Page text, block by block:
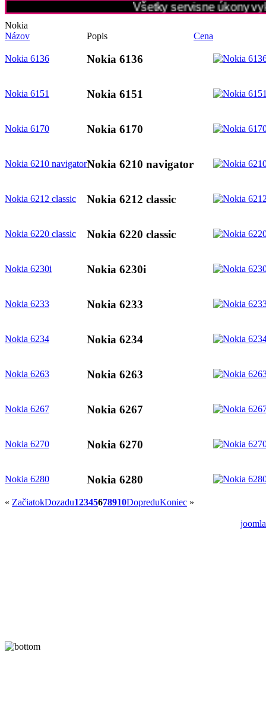
Všetky servisne úkony
Nokia
Názov
Popis Cena
Nokia 6136 Nokia 6136
Nokia 6151 Nokia 6151
Nokia 6170 Nokia 6170
Nokia 6210 navigatorNokia 6210 navigator
Nokia 6212 classic Nokia 6212 classic
Nokia 6220 classic Nokia 6220 classic
Nokia 6230i Nokia 6230i
Nokia 6233 Nokia 6233
Nokia 6234 Nokia 6234
Nokia 6263 Nokia 6263
Nokia 6267 Nokia 6267
Nokia 6270 Nokia 6270
Nokia 6280 Nokia 6280
« ZačiatokDozadu12345678910DopreduKoniec »